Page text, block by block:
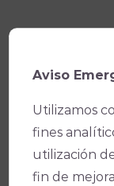
Aviso
Utilizamos
fines
utilización
fin de